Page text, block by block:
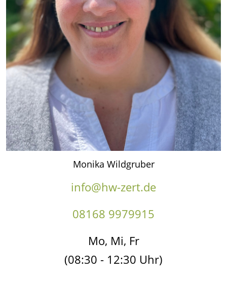
Monika Wildgruber
info@hw-zert.de
08168 9979915
Mo, Mi, Fr
(08:30 - 12:30 Uhr)